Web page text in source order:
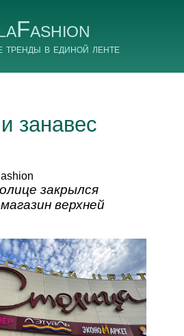
в единой ленте
занавес
закрылся
верхней